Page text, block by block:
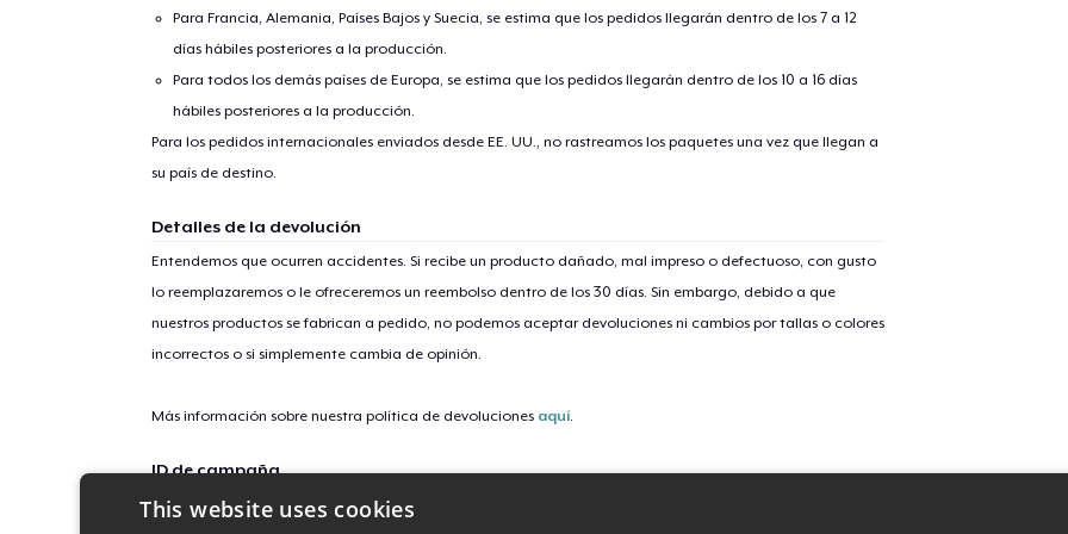
Para Francia, Alemania, Países Bajos y Suecia, se estima que los pedidos llegarán dentro de los 7 a 12
días hábiles posteriores a la producción.
Para todos los demás países de Europa, se estima que los pedidos llegarán dentro de los 10 a 16 días
hábiles posteriores a la producción.
Para los pedidos internacionales enviados desde EE. UU., no rastreamos los paquetes una vez que llegan a
su país de destino.
Detalles de la devolución
Entendemos que ocurren accidentes. Si recibe un producto dañado, mal impreso o defectuoso, con gusto
lo reemplazaremos o le ofreceremos un reembolso dentro de los 30 días. Sin embargo, debido a que
nuestros productos se fabrican a pedido, no podemos aceptar devoluciones ni cambios por tallas o colores
incorrectos o si simplemente cambia de opinión.
Más información sobre nuestra política de devoluciones aquí.
ID de campaña
mental-health-mat-january-2026
Unisex Classic Crewneck Sweatshirt
23,99 US$
This website uses cookies